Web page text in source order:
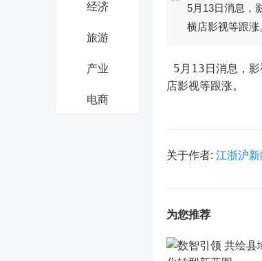
经济
旅游
产业
电商
5月13日消息，
横店影视等跟涨
店影视等跟涨。
关于作者: 江浙沪
为您推荐